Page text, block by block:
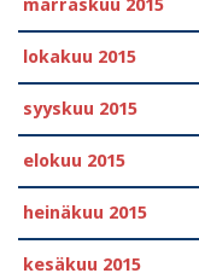
marraskuu 2015
lokakuu 2015
syyskuu 2015
elokuu 2015
heinäkuu 2015
kesäkuu 2015